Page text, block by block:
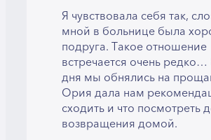
Я чувствовала себя так,
мной в больнице была
подруга. Такое отношение
встречается очень
дня мы обнялись на
Ория дала нам
сходить и что посмотреть
возвращения домой.